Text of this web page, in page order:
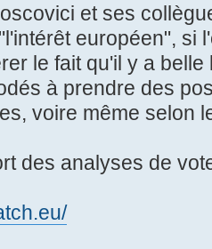
et ses
européen", si
le fait qu'il y a
à prendre des
voire même selon
des analyses de